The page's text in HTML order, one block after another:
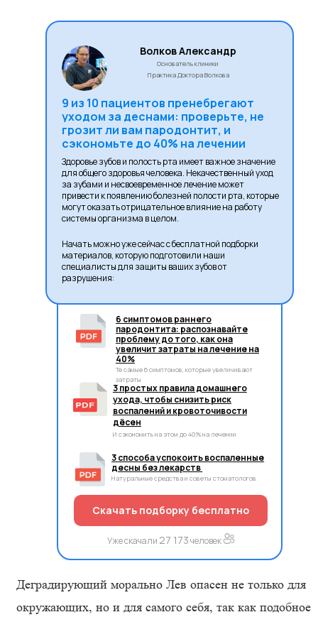
Волков Александр
Основатель клиники
Практика Доктора Волкова
9 из 10 пациентов пренебрегают
уходом за деснами: проверьте, не
грозит ли вам пародонтит, и
сэкономьте до 40% на лечении
Здоровье зубов и полость рта имеет важное значение
для общего здоровья человека. Некачественный уход
за зубами и несвоевременное лечение может
привести к появлению болезней полости рта, которые
могут оказать отрицательное влияние на работу
системы организма в целом.
Начать можно уже сейчас с бесплатной подборки
материалов, которую подготовили наши
специалисты для защиты ваших зубов от
разрушения:
6 симптомов раннего
пародонтита: распознавайте
проблему до того, как она
увеличит затраты на лечение на
40%
Те самые 6 симптомов, которые увеличивают
затраты
3 простых правила домашнего
ухода, чтобы снизить риск
воспалений и кровоточивости
дёсен
И сэкономить на этом до 40% на лечении
3 способа успокоить воспаленные
десны без лекарств
Натуральные средства и советы стоматологов
Скачать подборку бесплатно
Уже скачали 27 173человек
Деградирующий морально Лев опасен не только для
окружающих, но и для самого себя, так как подобное